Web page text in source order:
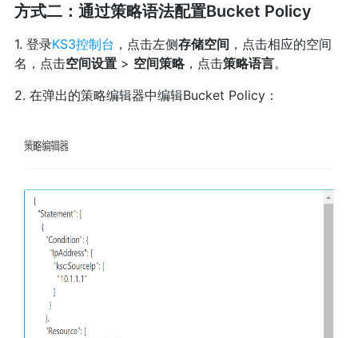
方式二：通过策略语法配置Bucket Policy
1. 登录KS3控制台 ，点击左侧存储空间 ，点击相应的空间
名，点击空间设置> 空间策略，点击策略语言。
2. 在弹出的策略编辑器中编辑Bucket Policy：